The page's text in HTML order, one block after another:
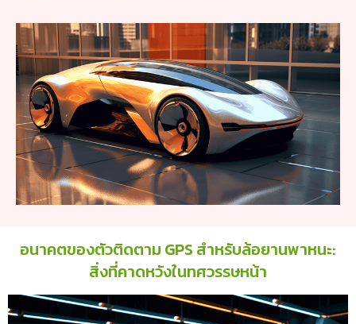
อนาคตของตัวติดตาม GPS สำหรับล้อยานพาหนะ:
สิ่งที่คาดหวังในทศวรรษหน้า